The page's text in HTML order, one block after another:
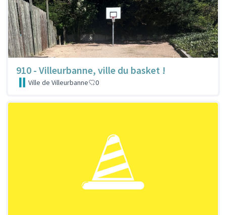
910 - Villeurbanne, ville du basket !
Ville de Villeurbanne 0